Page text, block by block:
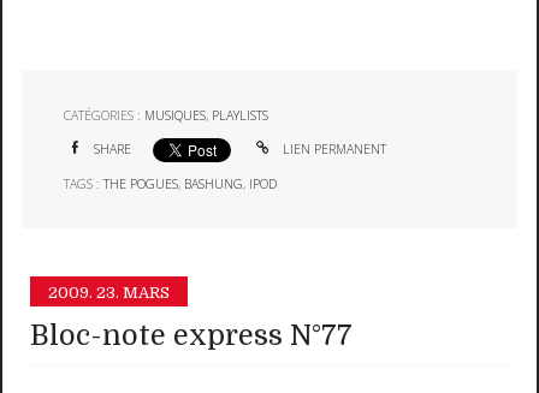
CATÉGORIES : MUSIQUES, PLAYLISTS
SHARE LIEN PERMANENT
TAGS :THE POGUES, BASHUNG, IPOD
2009. 23. MARS
Bloc-note express N°77